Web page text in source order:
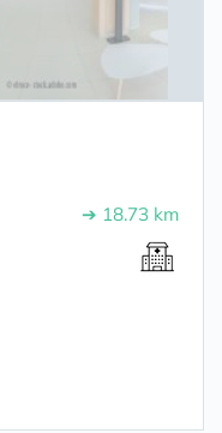
➔ 18.73 km